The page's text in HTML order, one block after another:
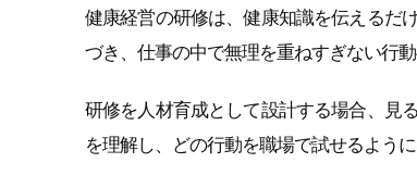
健康経営の研修は、健康知識を伝えるだ
づき、仕事の中で無理を重ねすぎない行
研修を人材育成として設計する場合、見
を理解し、どの行動を職場で試せるよう